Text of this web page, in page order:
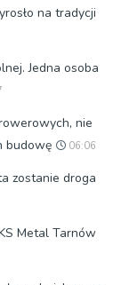
na tradycji
Jedna osoba
nie
budowę
06:06
zostanie droga
Metal Tarnów